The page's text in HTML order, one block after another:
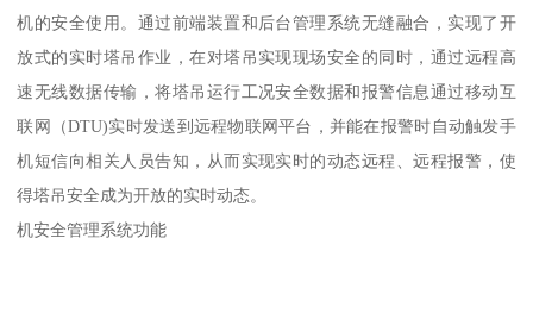
机的安全使用。通过前端装置和后台管理系统无缝融合，实现了开
放式的实时塔吊作业，在对塔吊实现现场安全的同时，通过远程高
速无线数据传输，将塔吊运行工况安全数据和报警信息通过移动互
联网（DTU)实时发送到远程物联网平台，并能在报警时自动触发手
机短信向相关人员告知，从而实现实时的动态远程、远程报警，使
得塔吊安全成为开放的实时动态。
机安全管理系统功能